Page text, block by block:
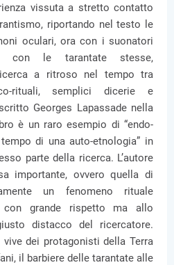
vissuta a stretto contatto
riportando nel testo le
oculari, ora con i suonatori
con le tarantate stesse,
a ritroso nel tempo tra
rituali, semplici dicerie e
Georges Lapassade nella
è un raro esempio di “endo-
di una auto-etnologia” in
parte della ricerca. L’autore
importante, ovvero quella di
un fenomeno rituale
con grande rispetto ma allo
distacco del ricercatore.
dei protagonisti della Terra
il barbiere delle tarantate alle